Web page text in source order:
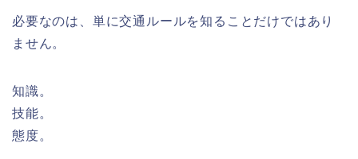
必要なのは、単に交通ルールを知ることだけではあり
ません。
知識。
技能。
態度。